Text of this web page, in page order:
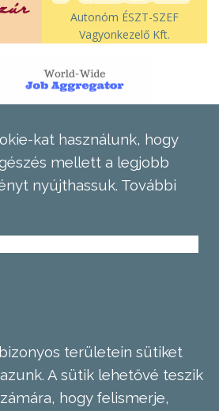
Autonóm ÉSZT-SZEF
Vagyonkezelő Kft.
kat használunk, hogy
mellett a legjobb
nyújthassuk. További
területein sütiket
A sütik lehetővé teszik
hogy felismerje,